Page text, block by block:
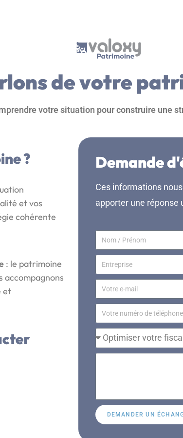
de votre
votre situation pour construire une
?
et vos
cohérente
: le patrimoine
accompagnons
et
Demande
Ces informations
apporter une réponse
DEMANDER UN